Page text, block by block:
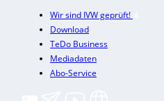
Wir sind IVW geprüft!
Download
TeDo Business
Mediadaten
Abo-Service